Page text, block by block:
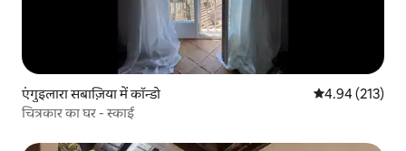
एंगुइलारा सबाज़िया में कॉन्डो औसत रेटिंग 5 में से
4.94 (213)
चित्रकार का घर - स्काई